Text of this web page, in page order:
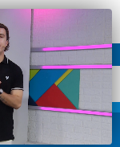
LÍNEA EDITORIAL